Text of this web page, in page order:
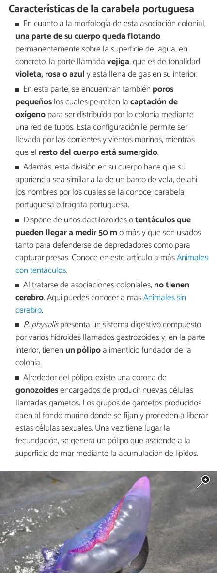
Características de la carabela portuguesa
En cuanto a la morfología de esta asociación colonial,
una parte de su cuerpo queda flotando
permanentemente sobre la superficie del agua, en
concreto, la parte llamadavejiga, que es de tonalidad
violeta, rosa o azuly está llena de gas en su interior.
En esta parte, se encuentran también poros
pequeñoslos cuales permiten lacaptación de
oxígenopara ser distribuido por lo colonia mediante
una red de tubos. Esta configuración le permite ser
llevada por las corrientes y vientos marinos, mientras
que el resto del cuerpo está sumergido.
Además, esta división en su cuerpo hace que su
apariencia sea similar a la de un barco de vela, de ahí
los nombres por los cuales se la conoce: carabela
portuguesa o fragata portuguesa.
Dispone de unos dactilozoides otentáculos que
pueden llegar a medir 50 mo más y que son usados
tanto para defenderse de depredadores como para
capturar presas. Conoce en este artículo a másAnimales
con tentáculos.
Al tratarse de asociaciones coloniales,no tienen
cerebro. Aquí puedes conocer a másAnimales sin
cerebro.
P. physalispresenta un sistema digestivo compuesto
por varios hidroides llamados gastrozoides y, en la parte
interior, tienen un pólipoalimenticio fundador de la
colonia.
Alrededor del pólipo, existe una corona de
gonozoidesencargados de producir nuevas células
llamadas gametos. Los grupos de gametos producidos
caen al fondo marino donde se fijan y proceden a liberar
estas células sexuales. Una vez tiene lugar la
fecundación, se genera un pólipo que asciende a la
superficie de mar mediante la acumulación de lípidos.